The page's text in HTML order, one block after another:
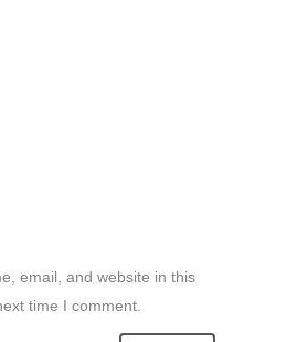
email, and website in this
time I comment.